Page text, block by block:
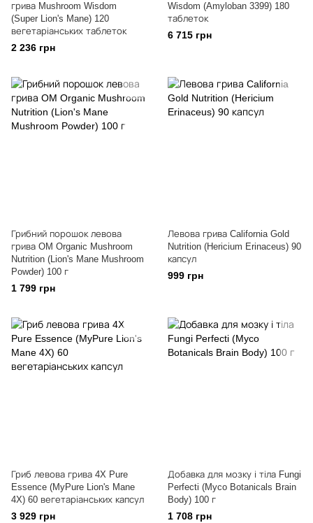
грива Mushroom Wisdom
(Super Lion's Mane) 120
вегетаріанських таблеток
2 236 грн
Wisdom (Amyloban 3399) 180
таблеток
6 715 грн
Грибний порошок левова
грива OM Organic Mushroom
Nutrition (Lion's Mane Mushroom
Powder) 100 г
1 799 грн
Левова грива California Gold
Nutrition (Hericium Erinaceus) 90
капсул
999 грн
Гриб левова грива 4X Pure
Essence (MyPure Lion's Mane
4X) 60 вегетаріанських капсул
3 929 грн
Добавка для мозку і тіла Fungi
Perfecti (Myco Botanicals Brain
Body) 100 г
1 708 грн